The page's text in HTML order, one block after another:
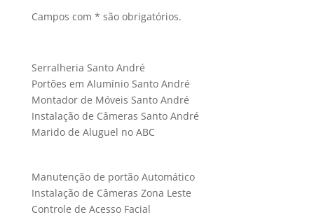
Campos com * são obrigatórios.
Serralheria Santo André
Portões em Alumínio Santo André
Montador de Móveis Santo André
Instalação de Câmeras Santo André
Marido de Aluguel no ABC
Manutenção de portão Automático
Instalação de Câmeras Zona Leste
Controle de Acesso Facial